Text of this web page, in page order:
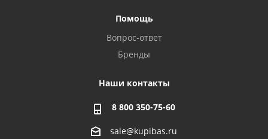
Помощь
Вопрос-ответ
Бренды
Наши контакты
8 800 350-75-60
sale@kupibas.ru